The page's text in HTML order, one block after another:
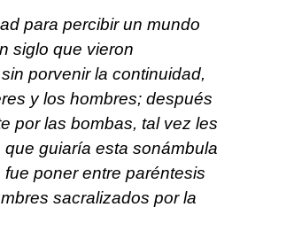
para percibir un mundo
siglo que vieron
porvenir la continuidad,
y los hombres; después
por las bombas, tal vez les
guiaría esta sonámbula
poner entre paréntesis
sacralizados por la